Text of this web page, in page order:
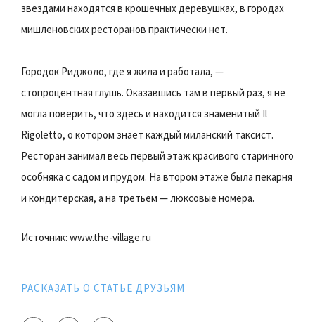
звездами находятся в крошечных деревушках, в городах
мишленовских ресторанов практически нет.
Городок Риджоло, где я жила и работала, —
стопроцентная глушь. Оказавшись там в первый раз, я не
могла поверить, что здесь и находится знаменитый Il
Rigoletto, о котором знает каждый миланский таксист.
Ресторан занимал весь первый этаж красивого старинного
особняка с садом и прудом. На втором этаже была пекарня
и кондитерская, а на третьем — люксовые номера.
Источник: www.the-village.ru
РАСКАЗАТЬ О СТАТЬЕ ДРУЗЬЯМ